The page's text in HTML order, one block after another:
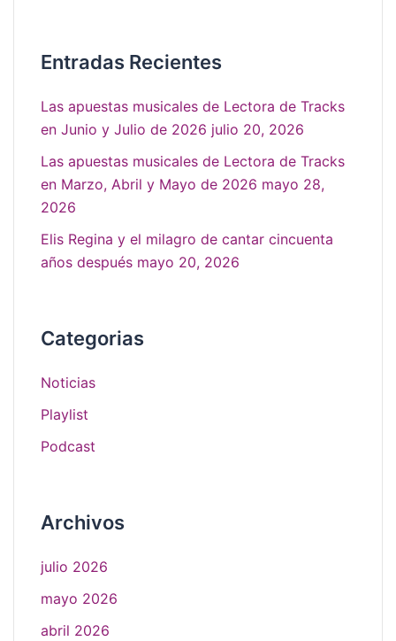
Entradas Recientes
Las apuestas musicales de Lectora de Tracks
en Junio y Julio de 2026 julio 20, 2026
Las apuestas musicales de Lectora de Tracks
en Marzo, Abril y Mayo de 2026 mayo 28,
2026
Elis Regina y el milagro de cantar cincuenta
años después mayo 20, 2026
Categorias
Noticias
Playlist
Podcast
Archivos
julio 2026
mayo 2026
abril 2026